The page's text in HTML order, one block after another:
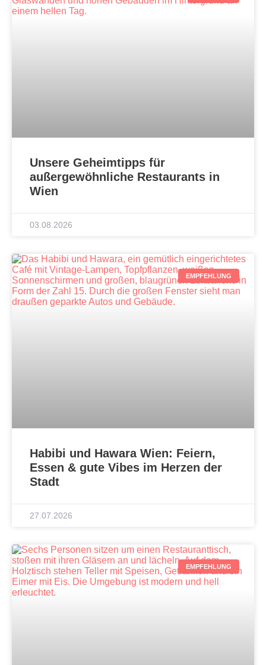
Unsere Geheimtipps für
außergewöhnliche Restaurants in
Wien
03.08.2026
EMPFEHLUNG
Habibi und Hawara Wien: Feiern,
Essen & gute Vibes im Herzen der
Stadt
27.07.2026
EMPFEHLUNG